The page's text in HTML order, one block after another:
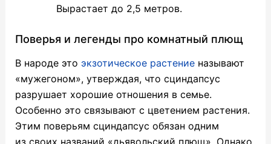
Вырастает до 2,5 метров.
Поверья и легенды про комнатный плющ
В народе это экзотическое растениеназывают
«мужегоном», утверждая, что сциндапсус
разрушает хорошие отношения в семье.
Особенно это связывают с цветением растения.
Этим поверьям сциндапсус обязан одним
из своих названий «дьявольский плющ». Однако